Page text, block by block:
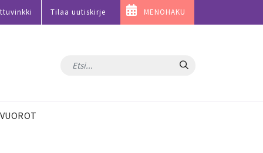
Tilaa uutiskirje MENOHAKU
Hae